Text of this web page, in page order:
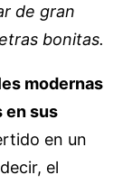
de gran
bonitas.
modernas
en sus
en un
el